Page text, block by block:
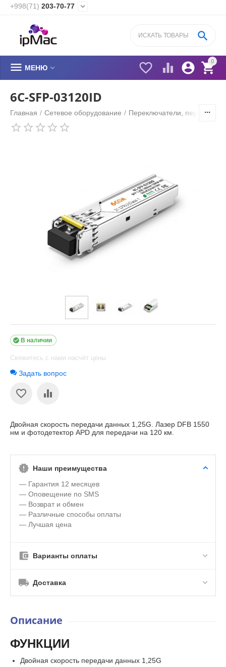
+998(71) 203-70-77 
0


 

 МЕНЮ 
6C-SFP-03120ID
Главная / Сетевое оборудование / Переключатели,
В наличии

Свяжитесь с нами насчёт цены
Задать вопрос
Двойная скорость передачи данных 1,25G. Лазер DFB 1550
нм и фотодетектор APD для передачи на 120 км.
Наши преимущества
— Гарантия 12 месяцев
— Оповещение по SMS
— Возврат и обмен
— Различные способы оплаты
— Лучшая цена
Варианты оплаты
Доставка
Описание
ФУНКЦИИ
Двойная скорость передачи данных 1,25G